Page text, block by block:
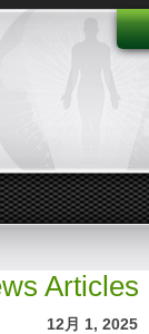
Articles
12月 1, 2025